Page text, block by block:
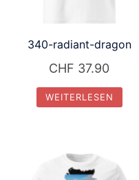
340-radiant-dragon
CHF 37.90
WEITERLESEN